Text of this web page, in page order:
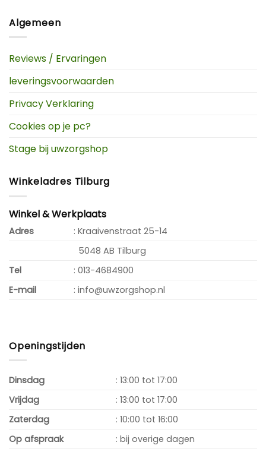
Algemeen
Reviews / Ervaringen
leveringsvoorwaarden
Privacy Verklaring
Cookies op je pc?
Stage bij uwzorgshop
Winkeladres Tilburg
Winkel & Werkplaats
Adres
: Kraaivenstraat 25-14
5048 AB Tilburg
Tel
: 013-4684900
E-mail
: info@uwzorgshop.nl
Openingstijden
Dinsdag
: 13:00 tot 17:00
Vrijdag
: 13:00 tot 17:00
Zaterdag
: 10:00 tot 16:00
Op afspraak
: bij overige dagen